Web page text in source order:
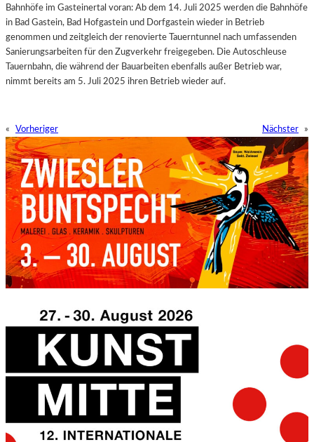
Bahnhöfe im Gasteinertal voran: Ab dem 14. Juli 2025 werden die Bahnhöfe
in Bad Gastein, Bad Hofgastein und Dorfgastein wieder in Betrieb
genommen und zeitgleich der renovierte Tauerntunnel nach umfassenden
Sanierungsarbeiten für den Zugverkehr freigegeben. Die Autoschleuse
Tauernbahn, die während der Bauarbeiten ebenfalls außer Betrieb war,
nimmt bereits am 5. Juli 2025 ihren Betrieb wieder auf.
« Vorheriger Nächster »